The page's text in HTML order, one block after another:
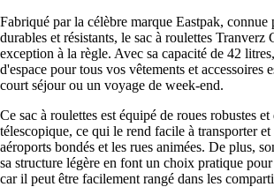
Fabriqué par la célèbre marque Eastpak, connue
durables et résistants, le sac à roulettes
exception à la règle. Avec sa capacité de 42
d'espace pour tous vos vêtements et accessoires
court séjour ou un voyage de week-end.
Ce sac à roulettes est équipé de roues robustes
télescopique, ce qui le rend facile à transporter
aéroports bondés et les rues animées. De plus,
sa structure légère en font un choix pratique
car il peut être facilement rangé dans les